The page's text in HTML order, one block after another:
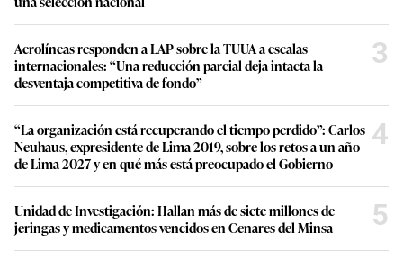
Aerolíneas responden a LAP sobre la TUUA a escalas
internacionales: “Una reducción parcial deja intacta la
desventaja competitiva de fondo”
3
“La organización está recuperando el tiempo perdido”: Carlos
Neuhaus, expresidente de Lima 2019, sobre los retos a un año
de Lima 2027 y en qué más está preocupado el Gobierno
4
Unidad de Investigación: Hallan más de siete millones de
jeringas y medicamentos vencidos en Cenares del Minsa
5